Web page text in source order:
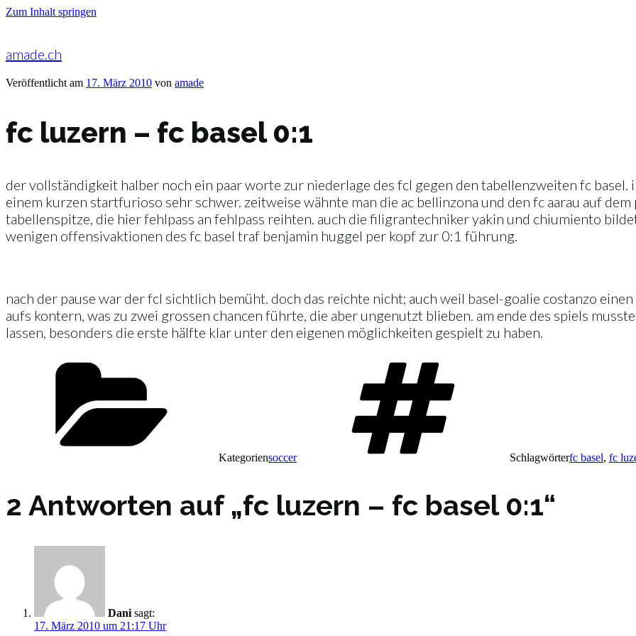
Zum Inhalt springen
amade.ch
Veröffentlicht am 17. März 2010 von amade
fc luzern – fc basel 0:1
der vollständigkeit halber noch ein paar worte zur niederlage des fcl gegen den tabellenzweiten fc
einem kurzen startfurioso sehr schwer. zeitweise wähnte man die ac bellinzona und den fc aarau auf
tabellenspitze, die hier fehlpass an fehlpass reihten. auch die filigrantechniker yakin und chiumiento
wenigen offensivaktionen des fc basel traf benjamin huggel per kopf zur 0:1 führung.
nach der pause war der fcl sichtlich bemüht. doch das reichte nicht; auch weil basel-goalie costanzo
aufs kontern, was zu zwei grossen chancen führte, die aber ungenutzt blieben. am ende des spiels
lassen, besonders die erste hälfte klar unter den eigenen möglichkeiten gespielt zu haben.
Kategoriensoccer Schlagwörterfc basel, fc
2 Antworten auf „fc luzern – fc basel 0:1“
Dani sagt:
17. März 2010 um 21:17 Uhr